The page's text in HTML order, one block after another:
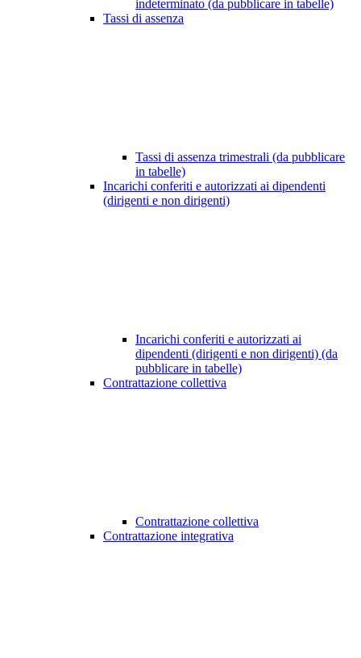
indeterminato (da pubblicare in tabelle)
Tassi di assenza
Tassi di assenza trimestrali (da pubblicare
in tabelle)
Incarichi conferiti e autorizzati ai dipendenti
(dirigenti e non dirigenti)
Incarichi conferiti e autorizzati ai
dipendenti (dirigenti e non dirigenti) (da
pubblicare in tabelle)
Contrattazione collettiva
Contrattazione collettiva
Contrattazione integrativa